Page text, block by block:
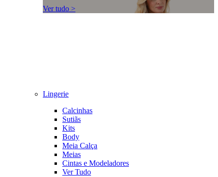
Ver tudo >
Lingerie
Calcinhas
Sutiãs
Kits
Body
Meia Calça
Meias
Cintas e Modeladores
Ver Tudo